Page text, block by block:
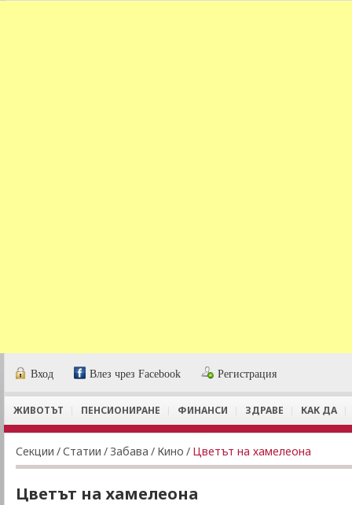
Вход Влез чрез Facebook Регистрация
ЖИВОТЪТ ПЕНСИОНИРАНЕ ФИНАНСИ ЗДРАВЕ КАК ДА
Секции /Статии / Забава / Кино / Цветът на хамелеона
Цветът на хамелеона